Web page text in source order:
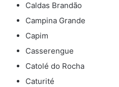
Caldas Brandão
Campina Grande
Capim
Casserengue
Catolé do Rocha
Caturité